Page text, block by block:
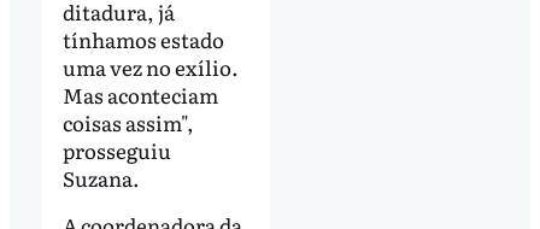
ditadura, já
tínhamos estado
uma vez no exílio.
Mas aconteciam
coisas assim",
prosseguiu
Suzana.